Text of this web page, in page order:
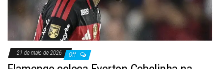
21 de maio de 2026 Off